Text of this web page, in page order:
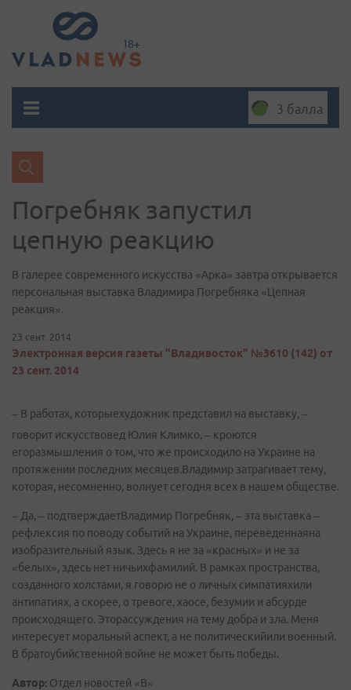
3 балла
Погребняк запустил
цепную реакцию
В галерее современного искусства «Арка» завтра открывается
персональная выставка Владимира Погребняка «Цепная
реакция».
23 сент. 2014
Электронная версия газеты "Владивосток" №3610 (142) от
23 сент. 2014
– В работах, которыехудожник представил на выставку, –
говорит искусствовед Юлия Климко, – кроются
егоразмышления о том, что же происходило на Украине на
протяжении последних месяцев.Владимир затрагивает тему,
которая, несомненно, волнует сегодня всех в нашем обществе.
– Да, – подтверждаетВладимир Погребняк, – эта выставка –
рефлексия по поводу событий на Украине, переведеннаяна
изобразительный язык. Здесь я не за «красных» и не за
«белых», здесь нет ничьихфамилий. В рамках пространства,
созданного холстами, я говорю не о личных симпатияхили
антипатиях, а скорее, о тревоге, хаосе, безумии и абсурде
происходящего. Эторассуждения на тему добра и зла. Меня
интересует моральный аспект, а не политическийили военный.
В братоубийственной войне не может быть победы.
Автор: Отдел новостей «В»